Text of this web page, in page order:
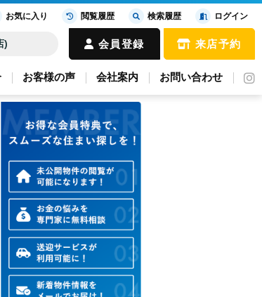
) 会員登録 来店予約
お客様の声 会社案内 お問い合わせ
お気に入り 閲覧履歴 検索履歴 ログイン